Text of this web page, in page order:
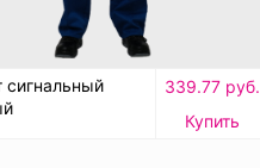
сигнальный
339.77 руб.
Купить